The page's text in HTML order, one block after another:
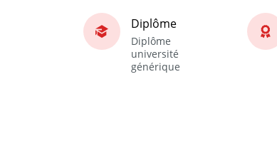
Diplôme
Diplôme
université
générique